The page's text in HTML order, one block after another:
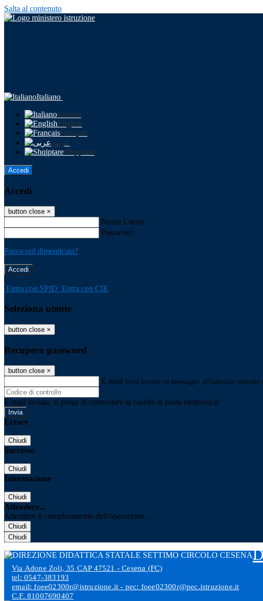
Salta al contenuto
Italiano
Italiano
English
Français
عربى
Shqiptare
Accedi
Accedi
button close ×
Nome Utente
Password
Password dimenticata?
-
Entra con SPID Entra con CIE
Seleziona utente
button close ×
Recupero password
button close ×
E-mail Verrà inviato un messaggio all'indirizzo indicato
E-mail inviata, si prega di controllare la casella di posta elettronica!
Errore
Chiudi
Successo
Chiudi
Informazione
Chiudi
Attendere...
Attendere il completamento dell'operazione...
Chiudi
Chiudi
Via Adone Zoli, 35 CAP 47521 - Cesena (FC)
tel: 0547-383193
email: foee02300r@istruzione.it - pec: foee02300r@pec.istruzione.it
C.F. 81007690407